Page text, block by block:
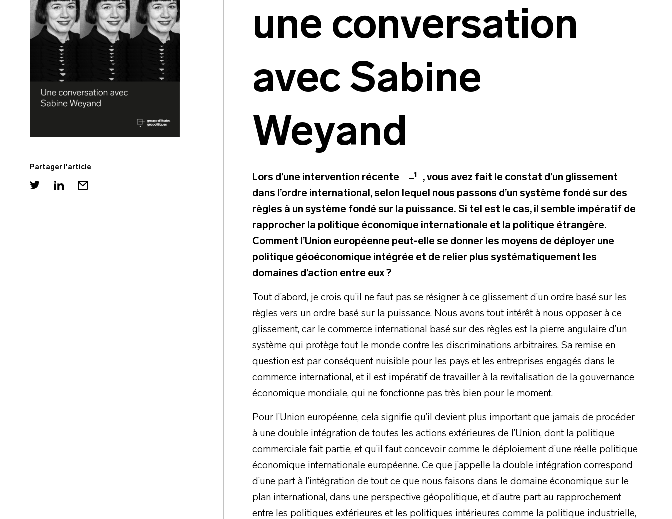
Partager l'article
une conversation
avec Sabine
Weyand
Lors d’une intervention récente 1
, vous avez fait le constat d’un glissement
dans l’ordre international, selon lequel nous passons d’un système fondé sur des
règles à un système fondé sur la puissance. Si tel est le cas, il semble impératif de
rapprocher la politique économique internationale et la politique étrangère.
Comment l’Union européenne peut-elle se donner les moyens de déployer une
politique géoéconomique intégrée et de relier plus systématiquement les
domaines d’action entre eux ?
Tout d’abord, je crois qu’il ne faut pas se résigner à ce glissement d’un ordre basé sur les
règles vers un ordre basé sur la puissance. Nous avons tout intérêt à nous opposer à ce
glissement, car le commerce international basé sur des règles est la pierre angulaire d’un
système qui protège tout le monde contre les discriminations arbitraires. Sa remise en
question est par conséquent nuisible pour les pays et les entreprises engagés dans le
commerce international, et il est impératif de travailler à la revitalisation de la gouvernance
économique mondiale, qui ne fonctionne pas très bien pour le moment.
Pour l’Union européenne, cela signifie qu’il devient plus important que jamais de procéder
à une double intégration de toutes les actions extérieures de l’Union, dont la politique
commerciale fait partie, et qu’il faut concevoir comme le déploiement d’une réelle politique
économique internationale européenne. Ce que j’appelle la double intégration correspond
d’une part à l’intégration de tout ce que nous faisons dans le domaine économique sur le
plan international, dans une perspective géopolitique, et d’autre part au rapprochement
entre les politiques extérieures et les politiques intérieures comme la politique industrielle,